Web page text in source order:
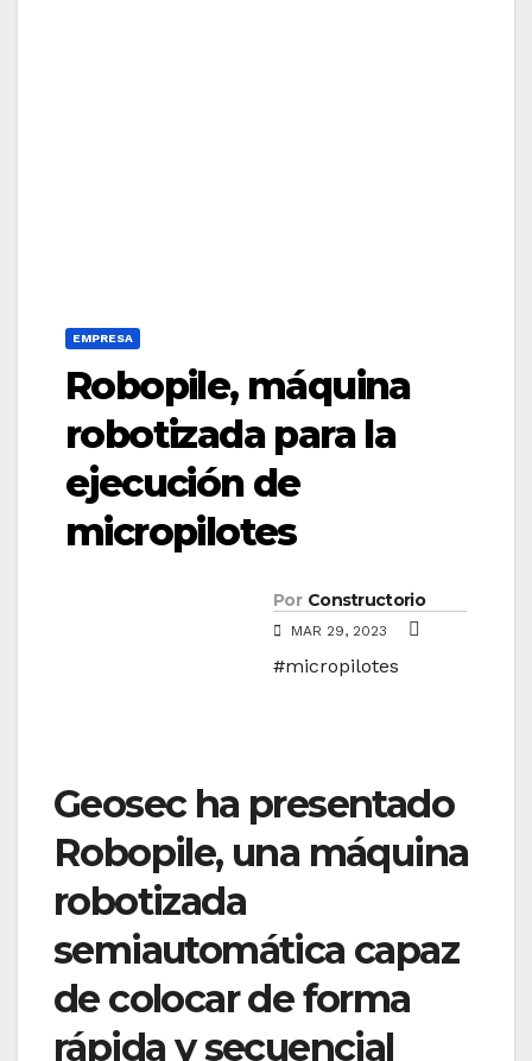
EMPRESA
Robopile, máquina
robotizada para la
ejecución de
micropilotes
Por Constructorio
MAR 29, 2023
#micropilotes
Geosec ha presentado
Robopile, una máquina
robotizada
semiautomática capaz
de colocar de forma
rápida y secuencial